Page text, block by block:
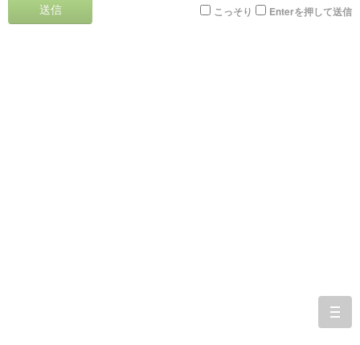
送信 こっそり Enterを押して送信